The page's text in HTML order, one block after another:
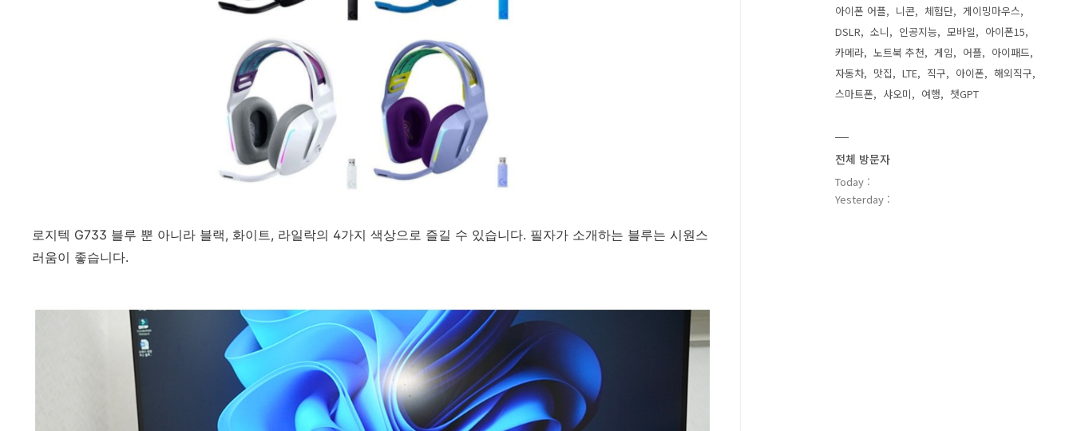
로지텍 G733 블루 뿐 아니라 블랙, 화이트, 라일락의 4가지 색상으로 즐길 수 있습니다. 필자가 소개하는 블루는 시원스
러움이 좋습니다.
아이폰 어플
니콘 체험단
게이밍마우스
DSLR
소니 인공지능 모바일
아이폰15
카메라
노트북 추천 게임 어플
아이패드
자동차
맛집 LTE 직구 아이폰
해외직구
스마트폰
샤오미 여행 챗GPT
전체 방문자
Today :
Yesterday :